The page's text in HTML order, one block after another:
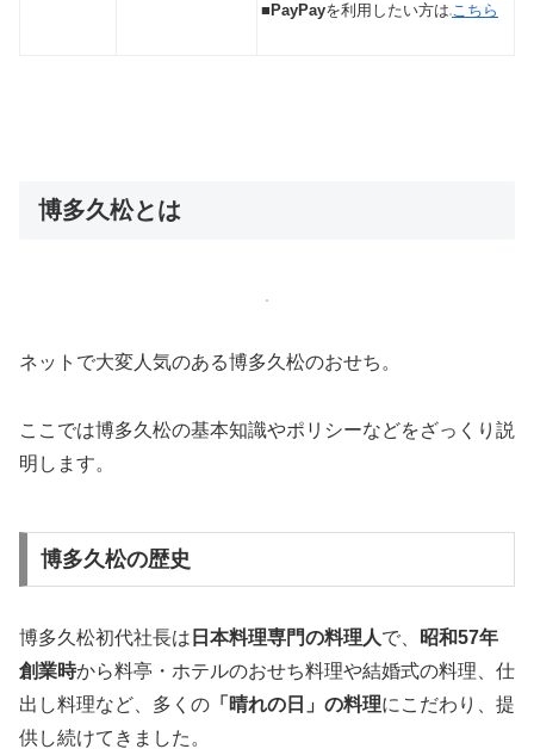
■ PayPayを利用したい方は こちら
博多久松とは
ネットで大変人気のある博多久松のおせち。
ここでは博多久松の基本知識やポリシーなどをざっくり説
明します。
博多久松の歴史
博多久松初代社長は 日本料理専門の料理人で、
昭和57年
創業時から料亭・ホテルのおせち料理や結婚式の料理、仕
出し料理など、多くの 「晴れの日」の料理にこだわり、提
供し続けてきました。